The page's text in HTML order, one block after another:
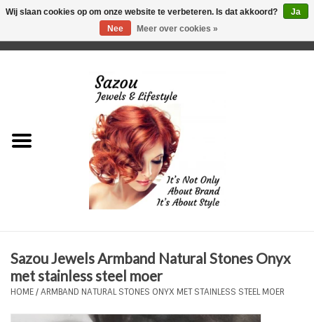
Just for Him
Plus Size Sieraden
Sazou Jewels Armband Natural Stones Onyx
met stainless steel moer
HOME/ARMBAND NATURAL STONES ONYX MET STAINLESS STEEL MOER
Wij slaan cookies op om onze website te verbeteren. Is dat akkoord?
Ja
Nee
Meer over cookies »